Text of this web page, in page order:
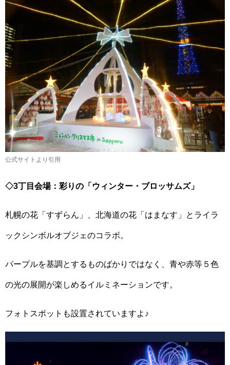
公式サイトより引用
◇3丁目会場：彩りの「ウィンター・ブロッサムズ」
札幌の花「すずらん」、北海道の花「はまなす」とライラ
ックシンボルオブジェのコラボ。
パープルを基調とするものばかりではなく、青や赤等５色
の光の展開が楽しめるイルミネーションです。
フォトスポットも設置されていますよ♪